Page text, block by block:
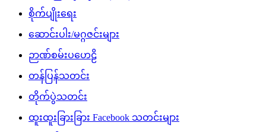
စိုက်ပျိုးရေး
ဆောင်းပါး/မဂ္ဂဇင်းများ
ဉာဏ်စမ်းပဟေဠိ
တန်ပြန်သတင်း
တိုက်ပွဲသတင်း
ထူးထူးခြားခြား Facebook သတင်းများ